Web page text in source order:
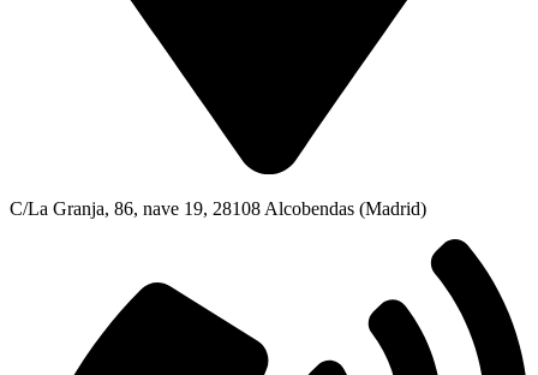
C/La Granja, 86, nave 19, 28108 Alcobendas (Madrid)